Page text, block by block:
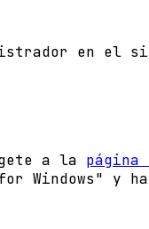
en el
a la página
Windows" y